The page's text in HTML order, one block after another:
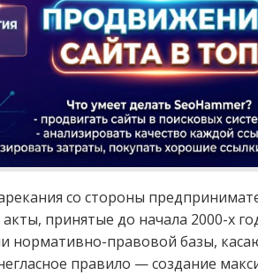
со стороны
принятые до начала 2000-х
нормативно-правовой базы,
правило — создание